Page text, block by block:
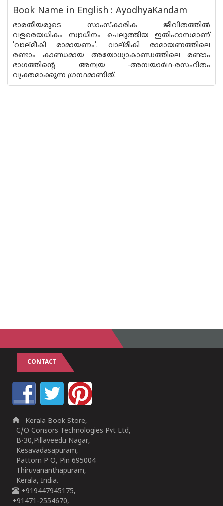
Book Name in English : AyodhyaKandam
ഭാരതീയരുടെ സാംസ്കാരിക ജീവിതത്തിൽ
വളരെയധികം സ്വാധീനം ചെലുത്തിയ ഇതിഹാസമാണ്
’വാല്മീകി രാമായണം’. വാല്മീകി രാമായണത്തിലെ
രണ്ടാം കാണ്ഡമായ അയോധ്യാകാണ്ഡത്തിലെ രണ്ടാം
ഭാഗത്തിൻ്റെ അന്വയ -അമ്പയാർഥ-രസഹിതം
വ്യക്തമാക്കുന്ന ഗ്രന്ഥമാണിത്.
CONTACT
Kerala Book Store,
C/O Consors Technologies Pvt Ltd,
B-30,Pillaveedu Nagar,
Kesavadasapuram,
Pattom P O, Pin 695004
Thiruvananthapuram,
Kerala, India.
+919447945175,
+91471-2554670,